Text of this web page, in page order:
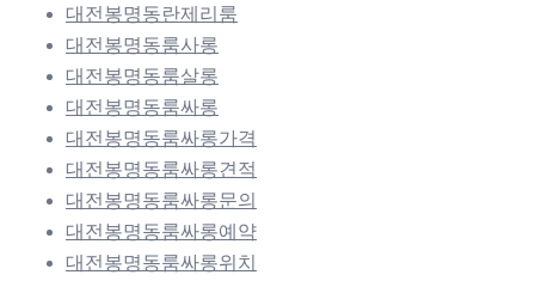
대전봉명동란제리룸
대전봉명동룸사롱
대전봉명동룸살롱
대전봉명동룸싸롱
대전봉명동룸싸롱가격
대전봉명동룸싸롱견적
대전봉명동룸싸롱문의
대전봉명동룸싸롱예약
대전봉명동룸싸롱위치